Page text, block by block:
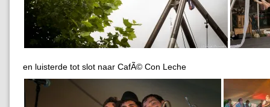
en luisterde tot slot naar CafÃ© Con Leche